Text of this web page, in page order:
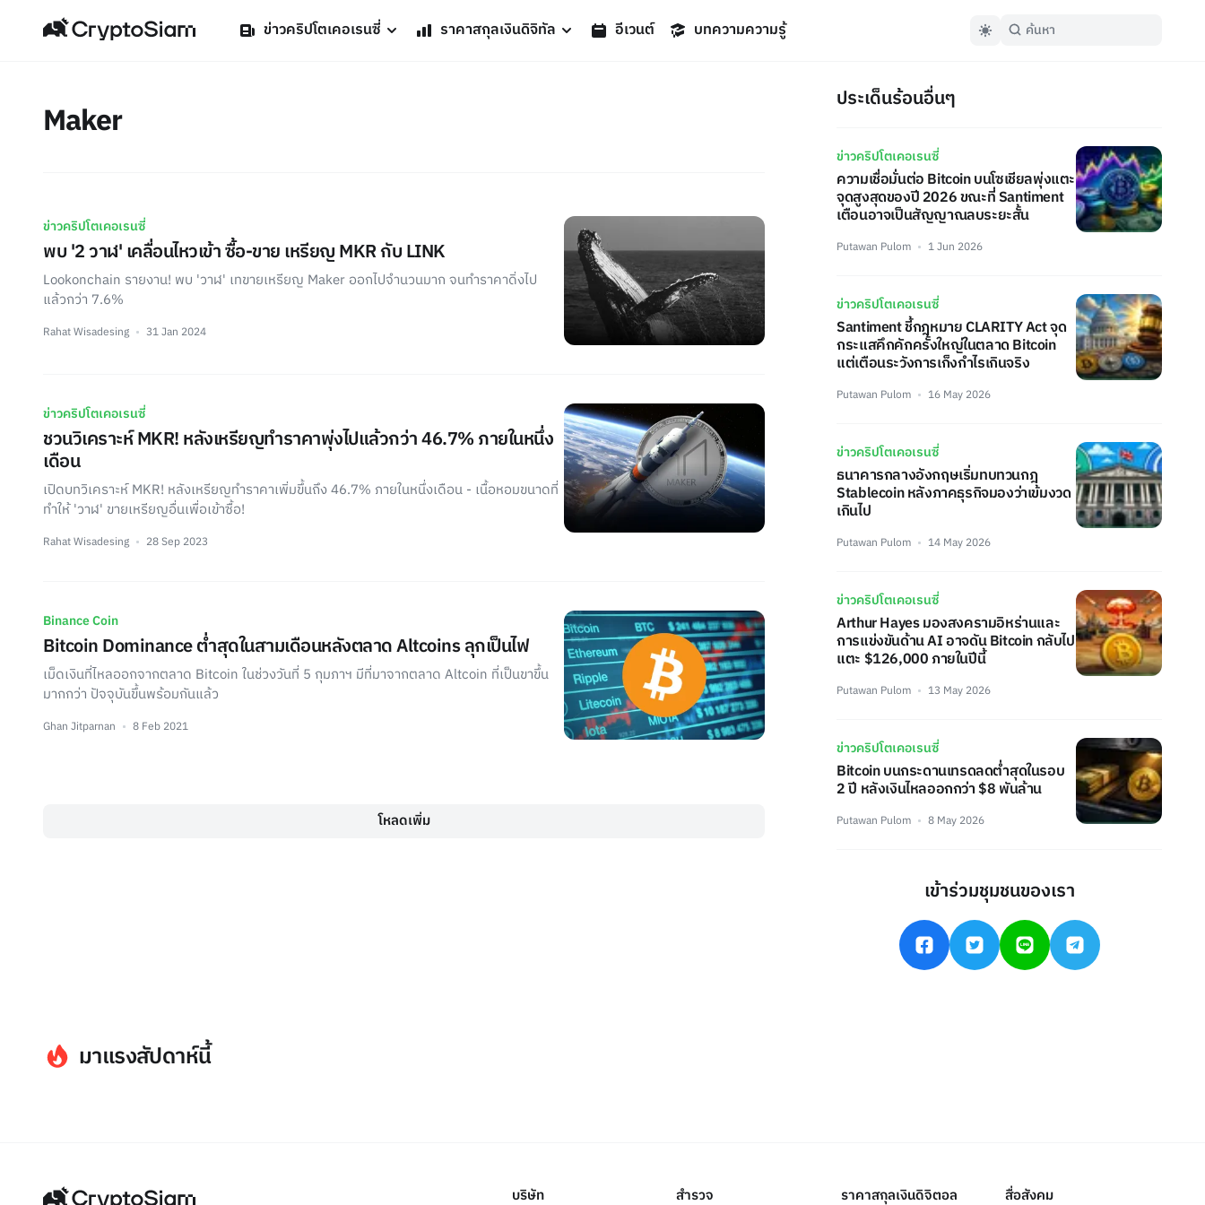
ข่าวคริปโตเคอเรนซี่ ราคาสกุลเงินดิจิทัล อีเวนต์ บทความความรู้
Maker
ข่าวคริปโตเคอเรนซี่
พบ '2 วาฬ' เคลื่อนไหวเข้า ซื้อ-ขาย เหรียญ MKR กับ LINK
Lookonchain รายงาน! พบ 'วาฬ' เทขายเหรียญ Maker ออกไปจำนวนมาก จนทำราคาดิ่งไป
แล้วกว่า 7.6%
Rahat Wisadesing 31 Jan 2024
ข่าวคริปโตเคอเรนซี่
ชวนวิเคราะห์ MKR! หลังเหรียญทำราคาพุ่งไปแล้วกว่า 46.7% ภายในหนึ่ง
เดือน
เปิดบทวิเคราะห์ MKR! หลังเหรียญทำราคาเพิ่มขึ้นถึง 46.7% ภายในหนึ่งเดือน - เนื้อหอมขนาดที่
ทำให้ 'วาฬ' ขายเหรียญอื่นเพื่อเข้าซื้อ!
Rahat Wisadesing 28 Sep 2023
Binance Coin
Bitcoin Dominance ต่ำสุดในสามเดือนหลังตลาด Altcoins ลุกเป็นไฟ
เม็ดเงินที่ไหลออกจากตลาด Bitcoin ในช่วงวันที่ 5 กุมภาฯ มีที่มาจากตลาด Altcoin ที่เป็นขาขึ้น
มากกว่า ปัจจุบันขึ้นพร้อมกันแล้ว
Ghan Jitparnan 8 Feb 2021
โหลดเพิ่ม
ประเด็นร้อนอื่นๆ
ข่าวคริปโตเคอเรนซี่
ความเชื่อมั่นต่อ Bitcoin บนโซเชียลพุ่งแตะ
จุดสูงสุดของปี 2026 ขณะที่ Santiment
เตือนอาจเป็นสัญญาณลบระยะสั้น
Putawan Pulom 1 Jun 2026
ข่าวคริปโตเคอเรนซี่
Santiment ชี้กฎหมาย CLARITY Act จุด
กระแสคึกคักครั้งใหญ่ในตลาด Bitcoin
แต่เตือนระวังการเก็งกำไรเกินจริง
Putawan Pulom 16 May 2026
ข่าวคริปโตเคอเรนซี่
ธนาคารกลางอังกฤษเริ่มทบทวนกฎ
Stablecoin หลังภาคธุรกิจมองว่าเข้มงวด
เกินไป
Putawan Pulom 14 May 2026
ข่าวคริปโตเคอเรนซี่
Arthur Hayes มองสงครามอิหร่านและ
การแข่งขันด้าน AI อาจดัน Bitcoin กลับไป
แตะ $126,000 ภายในปีนี้
Putawan Pulom 13 May 2026
ข่าวคริปโตเคอเรนซี่
Bitcoin บนกระดานเทรดลดต่ำสุดในรอบ
2 ปี หลังเงินไหลออกกว่า $8 พันล้าน
Putawan Pulom 8 May 2026
เข้าร่วมชุมชนของเรา
มาแรงสัปดาห์นี้
บริษัท สำรวจ ราคาสกุลเงินดิจิตอล สื่อสังคม